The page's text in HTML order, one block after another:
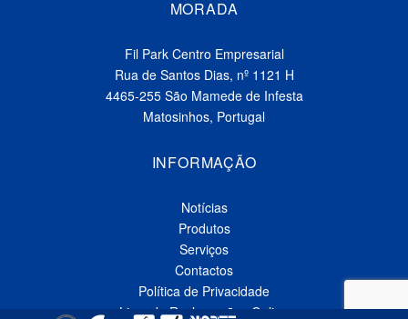
MORADA
Fil Park Centro Empresarial
Rua de Santos Dias, nº 1121 H
4465-255 São Mamede de Infesta
Matosinhos, Portugal
INFORMAÇÃO
Notícias
Produtos
Serviços
Contactos
Política de Privacidade
Livro de Reclamações Online